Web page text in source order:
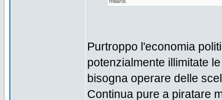
Purtroppo l'economia
potenzialmente illimitate
bisogna operare delle
Continua pure a piratare